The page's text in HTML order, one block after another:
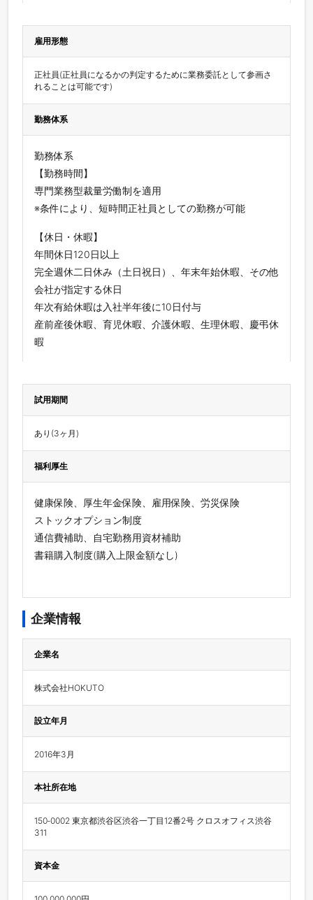
雇用形態
正社員(正社員になるかの判定するために業務委託として参画さ
れることは可能です)
勤務体系
勤務体系
【勤務時間】
専門業務型裁量労働制を適用
※条件により、短時間正社員としての勤務が可能
【休日・休暇】
年間休日120日以上
完全週休二日休み（土日祝日）、年末年始休暇、その他
会社が指定する休日
年次有給休暇は入社半年後に10日付与
産前産後休暇、育児休暇、介護休暇、生理休暇、慶弔休
暇
試用期間
あり(3ヶ月)
福利厚生
健康保険、厚生年金保険、雇用保険、労災保険
ストックオプション制度
通信費補助、自宅勤務用資材補助
書籍購入制度(購入上限金額なし)
企業情報
企業名
株式会社HOKUTO
設立年月
2016年3月
本社所在地
150‐0002 東京都渋谷区渋谷一丁目12番2号 クロスオフィス渋谷
311
資本金